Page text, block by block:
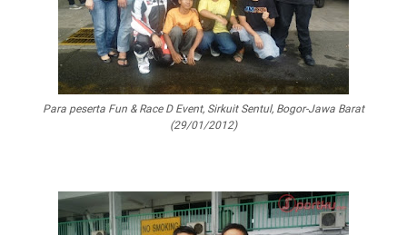
Para peserta Fun & Race D Event, Sirkuit Sentul, Bogor-Jawa Barat
(29/01/2012)